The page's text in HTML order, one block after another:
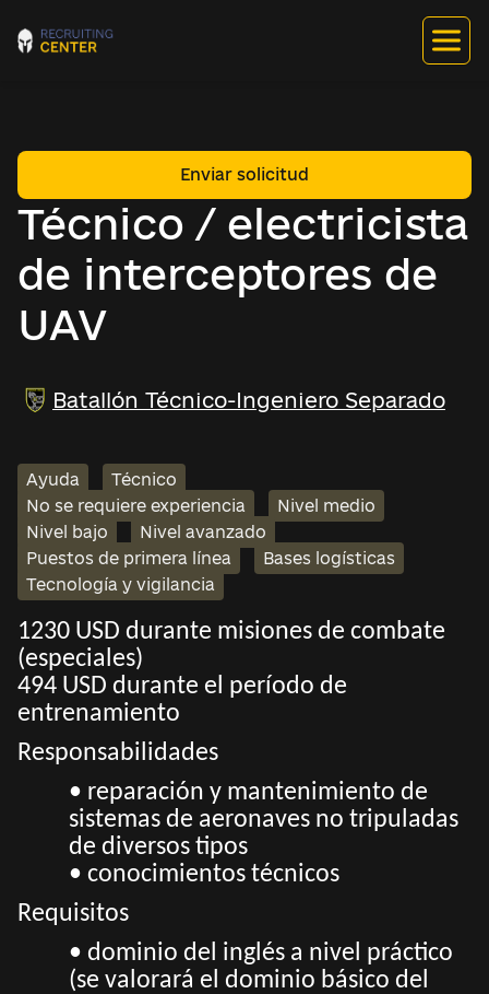
Técnico / electricista
de interceptores de
UAV
Enviar solicitud
Batallón Técnico-Ingeniero Separado
Ayuda
Técnico
No se requiere experiencia
Nivel medio
Nivel bajo
Nivel avanzado
Puestos de primera línea
Bases logísticas
Tecnología y vigilancia
1230 USD durante misiones de combate
(especiales)
494 USD durante el período de
entrenamiento
Responsabilidades
• reparación y mantenimiento de
sistemas de aeronaves no tripuladas
de diversos tipos
• conocimientos técnicos
Requisitos
• dominio del inglés a nivel práctico
(se valorará el dominio básico del